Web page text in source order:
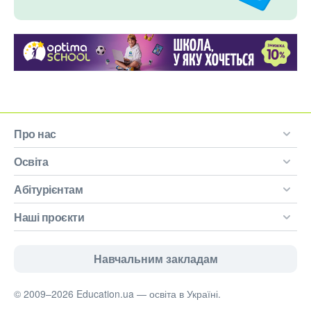
Про нас
Освіта
Абітурієнтам
Наші проєкти
Навчальним закладам
© 2009–2026 Education.ua — освіта в Україні.